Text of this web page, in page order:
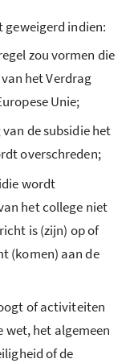
geweigerd indien:
zou vormen die
het Verdrag
Unie;
de subsidie het
overschreden;
wordt
het college niet
is (zijn) op of
(komen) aan de
of activiteiten
het algemeen
of de